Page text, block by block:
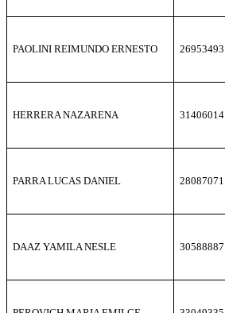
PAOLINI REIMUNDO ERNESTO 26953493
HERRERA NAZARENA 31406014
PARRA LUCAS DANIEL 28087071
DAAZ YAMILA NESLE 30588887